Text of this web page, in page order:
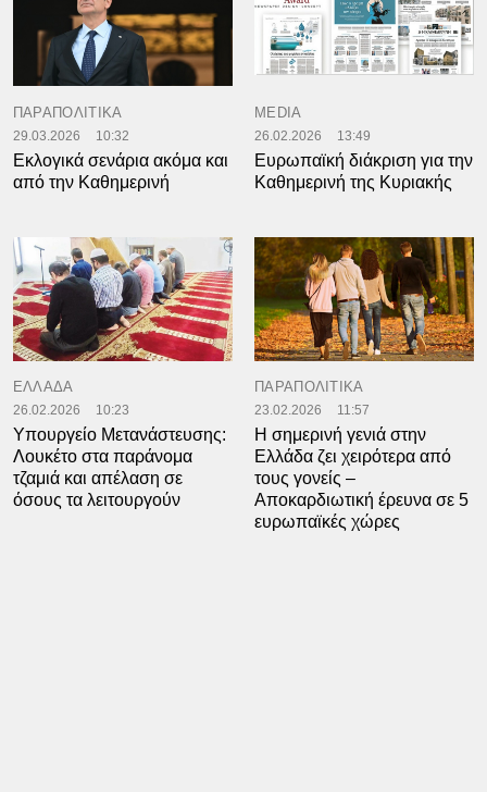
ΠΑΡΑΠΟΛΙΤΙΚΑ
29.03.2026 10:32
Εκλογικά σενάρια ακόμα και
από την Καθημερινή
MEDIA
26.02.2026 13:49
Ευρωπαϊκή διάκριση για την
Καθημερινή της Κυριακής
ΕΛΛΑΔΑ
26.02.2026 10:23
Υπουργείο Μετανάστευσης:
Λουκέτο στα παράνομα
τζαμιά και απέλαση σε
όσους τα λειτουργούν
ΠΑΡΑΠΟΛΙΤΙΚΑ
23.02.2026 11:57
Η σημερινή γενιά στην
Ελλάδα ζει χειρότερα από
τους γονείς –
Αποκαρδιωτική έρευνα σε 5
ευρωπαϊκές χώρες